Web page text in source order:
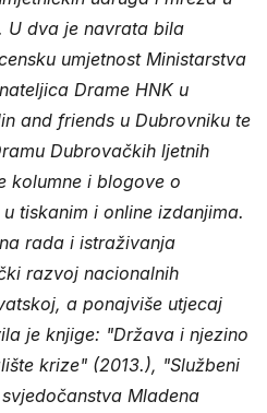
U dva je navrata bila
umjetnost Ministarstva
Drame HNK u
and friends u Dubrovniku te
Dubrovačkih ljetnih
kolumne i blogove o
tiskanim i online izdanjima.
rada i istraživanja
razvoj nacionalnih
a ponajviše utjecaj
je knjige: "Država i njezino
krize" (2013.), "Službeni
Mladena